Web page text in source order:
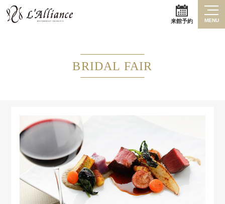
来館予約 MENU
BRIDAL FAIR